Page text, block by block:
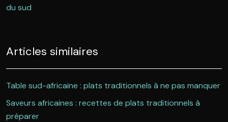
du sud
Articles similaires
Table sud-africaine : plats traditionnels à ne pas manquer
Saveurs africaines : recettes de plats traditionnels à
préparer